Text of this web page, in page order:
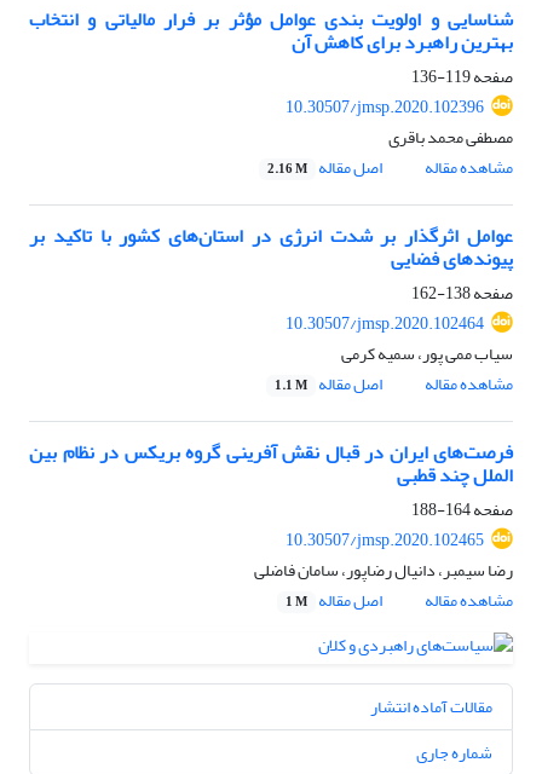
شناسایی و اولویت بندی عوامل مؤثر بر فرار مالیاتی و انتخاب
بهترین راهبرد برای کاهش آن
صفحه119-136
10.30507/jmsp.2020.102396
مصطفی محمد باقری
مشاهده مقاله
اصل مقاله 2.16 M
عوامل اثرگذار بر شدت انرژی در استان‌های کشور با تاکید بر
پیوندهای فضایی
صفحه138-162
10.30507/jmsp.2020.102464
سیاب ممی پور، سمیه کرمی
مشاهده مقاله
اصل مقاله 1.1 M
فرصت‌های ایران در قبال نقش آفرینی گروه بریکس در نظام بین
الملل چند قطبی
صفحه164-188
10.30507/jmsp.2020.102465
رضا سیمبر، دانیال رضاپور، سامان فاضلی
مشاهده مقاله
اصل مقاله 1 M
مقالات آماده انتشار
شماره جاری